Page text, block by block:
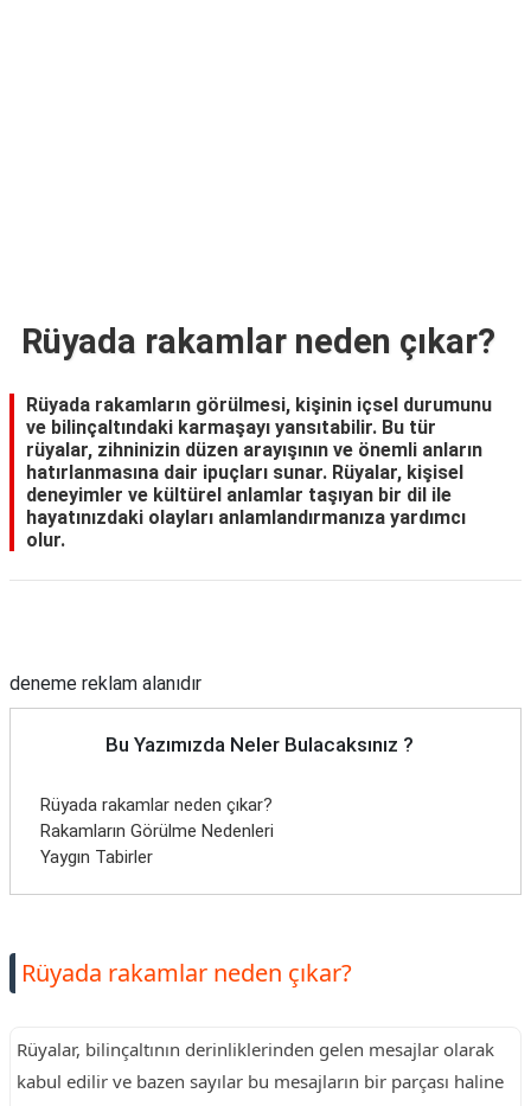
Rüyada rakamlar neden çıkar?
Rüyada rakamların görülmesi, kişinin içsel durumunu
ve bilinçaltındaki karmaşayı yansıtabilir. Bu tür
rüyalar, zihninizin düzen arayışının ve önemli anların
hatırlanmasına dair ipuçları sunar. Rüyalar, kişisel
deneyimler ve kültürel anlamlar taşıyan bir dil ile
hayatınızdaki olayları anlamlandırmanıza yardımcı
olur.
deneme reklam alanıdır
Bu Yazımızda Neler Bulacaksınız ?
Rüyada rakamlar neden çıkar?
Rakamların Görülme Nedenleri
Yaygın Tabirler
Rüyada rakamlar neden çıkar?
Rüyalar, bilinçaltının derinliklerinden gelen mesajlar olarak
kabul edilir ve bazen sayılar bu mesajların bir parçası haline